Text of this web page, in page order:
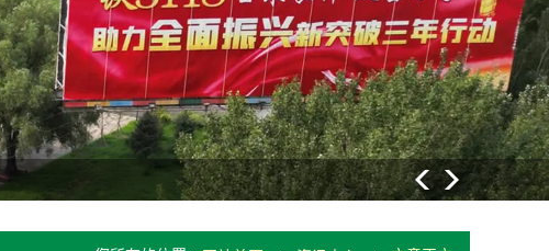
大豆重要